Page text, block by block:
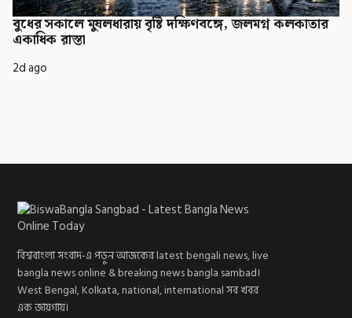
বুধের সকালে মুষলধারায় বৃষ্টি দক্ষিণবঙ্গে, জলমগ্ন কলকাতার
একাধিক রাস্তা
2d ago
বিশ্ববাংলা সংবাদ-এ পড়ুন আজকের latest bengali news, live
bangla news online & breaking news bangla sambad।
West Bengal, Kolkata, national, international সব খবর
এক জায়গায়।